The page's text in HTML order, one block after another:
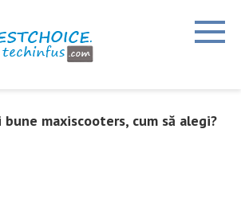
bune maxiscooters, cum să alegi?